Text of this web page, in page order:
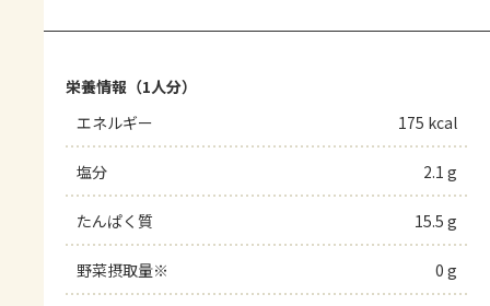
栄養情報（1人分）
エネルギー
175 kcal
塩分 2.1 g
たんぱく質 15.5 g
野菜摂取量※ 0 g